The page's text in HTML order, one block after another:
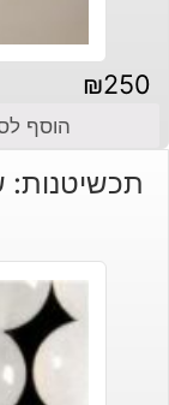
₪250
הוסף
תכשיטנות: